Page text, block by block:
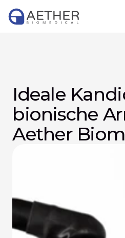
Ideale
bionische
Aether